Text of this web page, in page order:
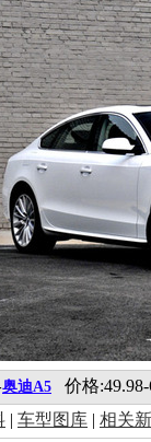
奥迪A5 价格
| 车型图库 | 相关